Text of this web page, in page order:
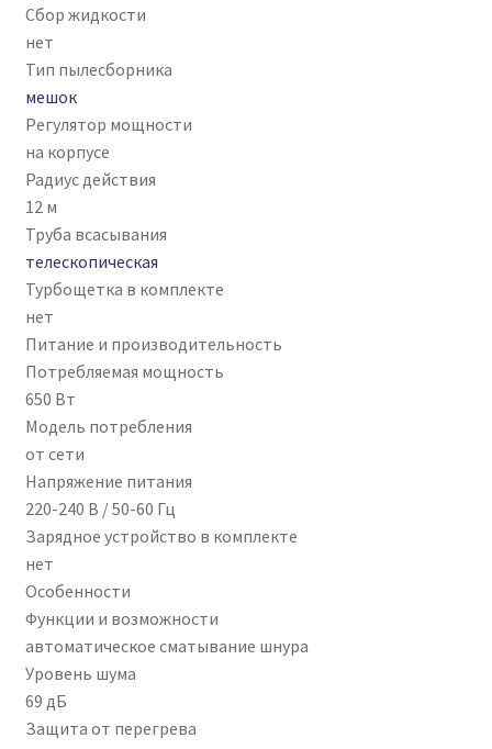
Сбор жидкости
нет
Тип пылесборника
мешок
Регулятор мощности
на корпусе
Радиус действия
12 м
Труба всасывания
телескопическая
Турбощетка в комплекте
нет
Питание и производительность
Потребляемая мощность
650 Вт
Модель потребления
от сети
Напряжение питания
220-240 В / 50-60 Гц
Зарядное устройство в комплекте
нет
Особенности
Функции и возможности
автоматическое сматывание шнура
Уровень шума
69 дБ
Защита от перегрева